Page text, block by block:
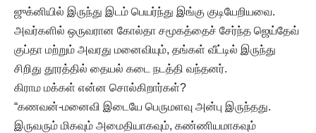
ஜுக்னியில் இருந்து இடம் பெயர்ந்து இங்கு குடியேறியவை.
அவர்களில் ஒருவரான கோல்தா சமூகத்தைச் சேர்ந்த ஜெய்தேவ்
குப்தா மற்றும் அவரது மனைவியும், தங்கள் வீட்டில் இருந்து
சிறிது தூரத்தில் தையல் கடை நடத்தி வந்தனர்.
கிராம மக்கள் என்ன சொல்கிறார்கள்?
“கணவன்-மனைவி இடையே பெருமளவு அன்பு இருந்தது.
இருவரும் மிகவும் அமைதியாகவும், கண்ணியமாகவும்